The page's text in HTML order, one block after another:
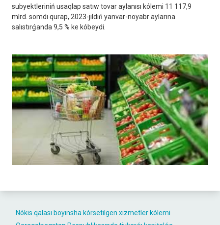
Nókis qalası boyınsha kórsetilgen xızmetler kólemi
subyektleriniń usaqlap satıw tovar aylanısı kólemi 11 117,9
mlrd. somdı qurap, 2023-jıldıń yanvar-noyabr aylarına
salıstırǵanda 9,5 % ke kóbeydi.